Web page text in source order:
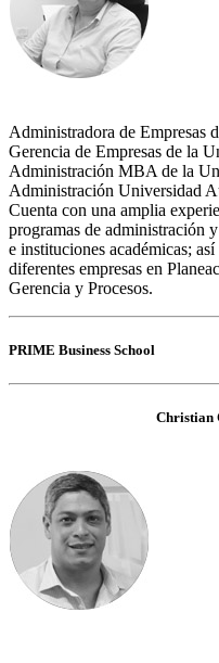
Administradora de Empresas
Gerencia de Empresas de la
Administración MBA de la
Administración Universidad
Cuenta con una amplia
programas de administración
e instituciones académicas;
diferentes empresas en
Gerencia y Procesos.
PRIME Business School
Christian